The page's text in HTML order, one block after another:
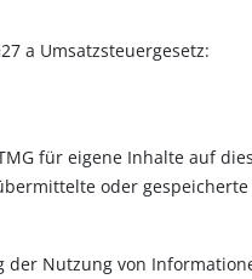
a Umsatzsteuergesetz:
für eigene Inhalte auf
oder
Nutzung von